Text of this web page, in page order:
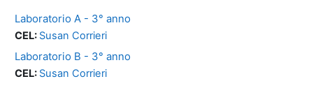
Laboratorio A - 3° anno
CEL: Susan Corrieri
Laboratorio B - 3° anno
CEL: Susan Corrieri